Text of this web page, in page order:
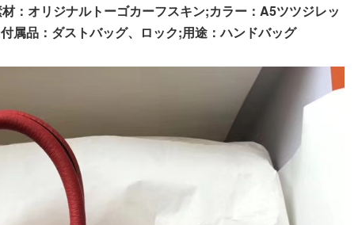
：オリジナルトーゴカーフスキン;カラー：A5ツツジレッ
付属品：ダストバッグ、ロック;用途：ハンドバッグ